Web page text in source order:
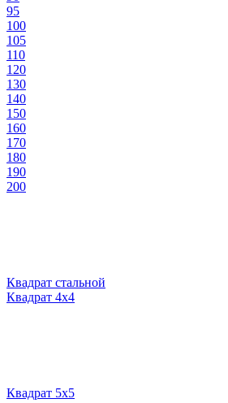
95
100
105
110
120
130
140
150
160
170
180
190
200
Квадрат стальной
Квадрат 4х4
Квадрат 5х5